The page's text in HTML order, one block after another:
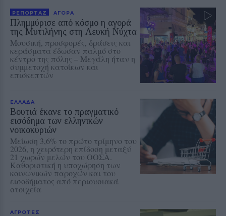
ΡΕΠΟΡΤΑΖ ΑΓΟΡΑ
Πλημμύρισε από κόσμο η αγορά
της Μυτιλήνης στη Λευκή Νύχτα
Μουσική, προσφορές, δράσεις και
κεράσματα έδωσαν παλμό στο
κέντρο της πόλης – Μεγάλη ήταν η
συμμετοχή κατοίκων και
επισκεπτών
ΕΛΛΑΔΑ
Βουτιά έκανε το πραγματικό
εισόδημα των ελληνικών
νοικοκυριών
Μείωση 3,6% το πρώτο τρίμηνο του
2026, η χειρότερη επίδοση μεταξύ
21 χωρών μελών του ΟΟΣΑ.
Καθοριστική η υποχώρηση των
κοινωνικών παροχών και του
εισοδήματος από περιουσιακά
στοιχεία
ΑΓΡΟΤΕΣ